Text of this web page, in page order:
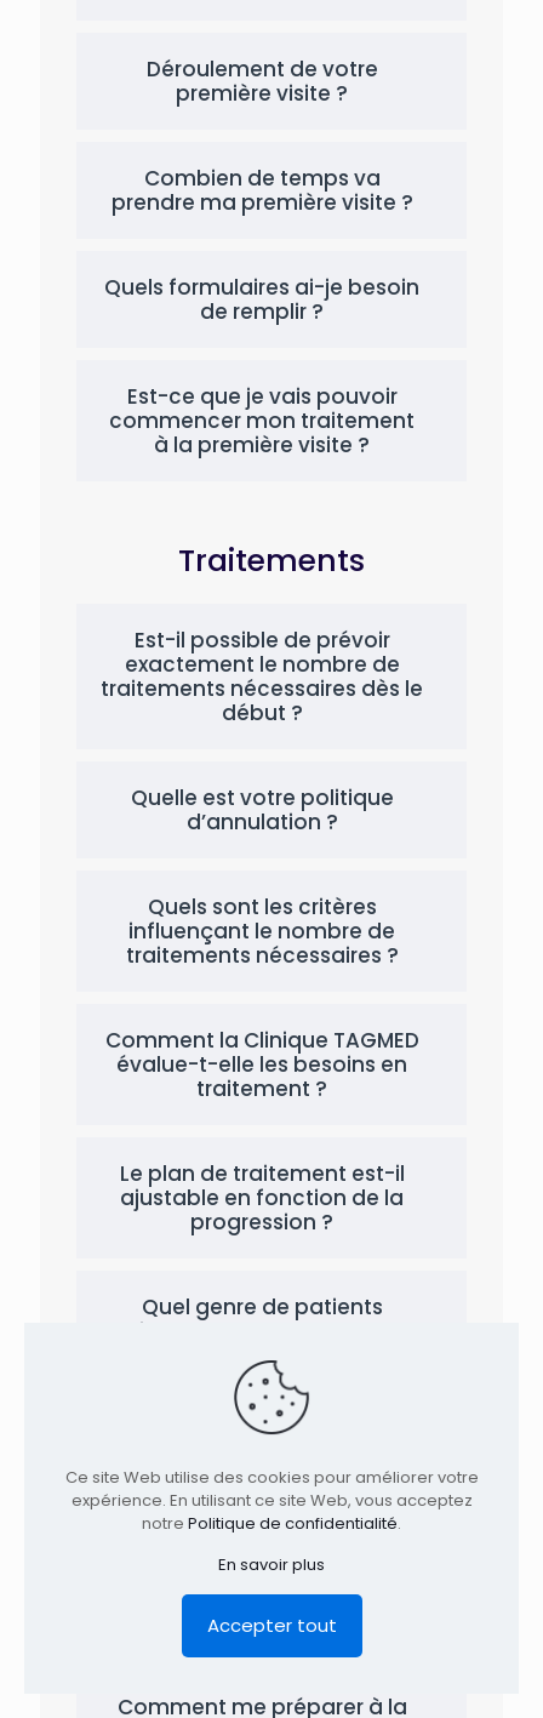
Déroulement de votre
première visite ?
Combien de temps va
prendre ma première visite ?
Quels formulaires ai-je besoin
de remplir ?
Est-ce que je vais pouvoir
commencer mon traitement
à la première visite ?
Traitements
Est-il possible de prévoir
exactement le nombre de
traitements nécessaires dès le
début ?
Quelle est votre politique
d’annulation ?
Quels sont les critères
influençant le nombre de
traitements nécessaires ?
Comment la Clinique TAGMED
évalue-t-elle les besoins en
traitement ?
Le plan de traitement est-il
ajustable en fonction de la
progression ?
Quel genre de patients
viennent nous consulter ?
Dois-je utiliser de la glace ou
de la chaleur pour soulager
radiographies pour recevoir
des soins à la clinique
TAGMED?
Comment me préparer à la
Ce site Web utilise des cookies pour améliorer votre
expérience. En utilisant ce site Web, vous acceptez
notre Politique de confidentialité.
En savoir plus
Accepter tout